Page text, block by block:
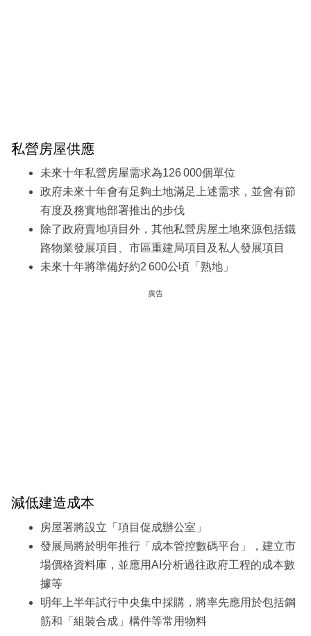
私營房屋供應
未來十年私營房屋需求為126 000個單位
政府未來十年會有足夠土地滿足上述需求，並會有節
有度及務實地部署推出的步伐
除了政府賣地項目外，其他私營房屋土地來源包括鐵
路物業發展項目、市區重建局項目及私人發展項目
未來十年將準備好約2 600公頃「熟地」
廣告
減低建造成本
房屋署將設立「項目促成辦公室」
發展局將於明年推行「成本管控數碼平台」，建立市
場價格資料庫，並應用AI分析過往政府工程的成本數
據等
明年上半年試行中央集中採購，將率先應用於包括鋼
筋和「組裝合成」構件等常用物料